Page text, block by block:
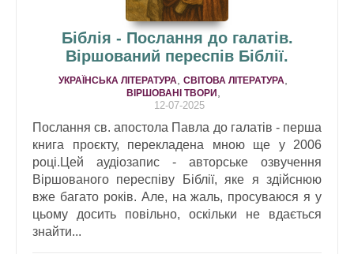
Біблія - Послання до галатів.
Віршований переспів Біблії.
УКРАЇНСЬКА ЛІТЕРАТУРА СВІТОВА ЛІТЕРАТУРА
ВІРШОВАНІ ТВОРИ
12-07-2025
Послання св. апостола Павла до галатів - перша
книга проєкту, перекладена мною ще у 2006
році.Цей аудіозапис - авторське озвучення
Віршованого переспіву Біблії, яке я здійснюю
вже багато років. Але, на жаль, просуваюся я у
цьому досить повільно, оскільки не вдається
знайти...